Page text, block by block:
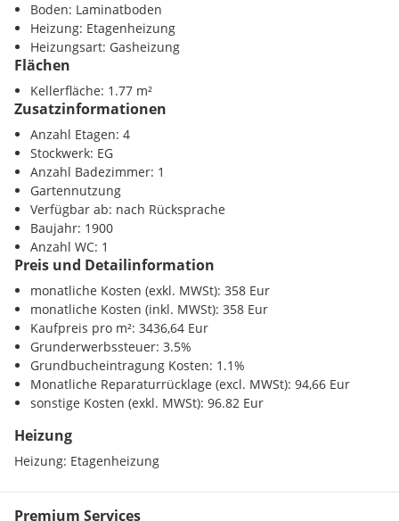
Wohnung:
Die Wohnung teilt sich wie folgt auf: Wohnraum mit
Küchenzeile, Zimmer 1, Zimmer 2, begehbarer Stauraum,
Badezimmer, Kellerabteil
Der Garten im Innenhof kann mitbenutzt werden.
Die Küche verfügt über folgende Ausstattung: Ofen, Herd,
Dunstabzug, Mikrowelle, Geschirrspüler, Spüle,
Einbauschränke
Badewanne und einem WC ausgestattet.
Beheizt wird die Wohnung mittels Gas-Etagenheizung.
Im Zuge des geplanten Dachgeschossausbaus
(voraussichtlich ab 2025) soll auch ein Personenaufzug
Nahversorgung
Supermarkt <500m
Bäckerei <500m
Verkehr
U-Bahn <500m
Bahnhof <500m
Autobahnanschluss <5000m
Sonstige
Bank <500m
Post <500m
Polizei <500m
Boden: Laminatboden
Heizung: Etagenheizung
Heizungsart: Gasheizung
Flächen
Kellerfläche: 1.77 m²
Zusatzinformationen
Anzahl Etagen: 4
Stockwerk: EG
Anzahl Badezimmer: 1
Gartennutzung
Verfügbar ab: nach Rücksprache
Baujahr: 1900
Anzahl WC: 1
Preis und Detailinformation
monatliche Kosten (exkl. MWSt): 358 Eur
monatliche Kosten (inkl. MWSt): 358 Eur
Kaufpreis pro m²: 3436,64 Eur
Grunderwerbssteuer: 3.5%
Grundbucheintragung Kosten: 1.1%
Monatliche Reparaturrücklage (excl. MWSt): 94,66 Eur
sonstige Kosten (exkl. MWSt): 96.82 Eur
Heizung
Heizung: Etagenheizung
Premium Services